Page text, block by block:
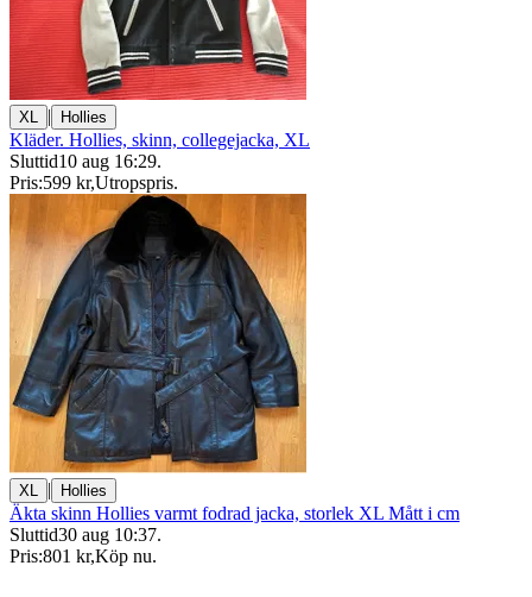
XL | Hollies
Kläder. Hollies, skinn, collegejacka, XL
Sluttid10 aug 16:29.
Pris:599 kr,Utropspris.
XL | Hollies
Äkta skinn Hollies varmt fodrad jacka, storlek XL Mått i cm
Sluttid30 aug 10:37.
Pris:801 kr,Köp nu.